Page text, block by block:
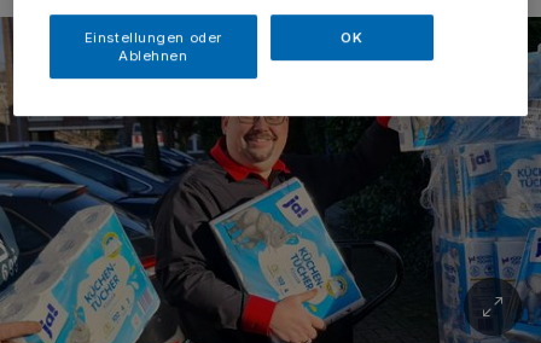
Einstellungen oder
Ablehnen
OK